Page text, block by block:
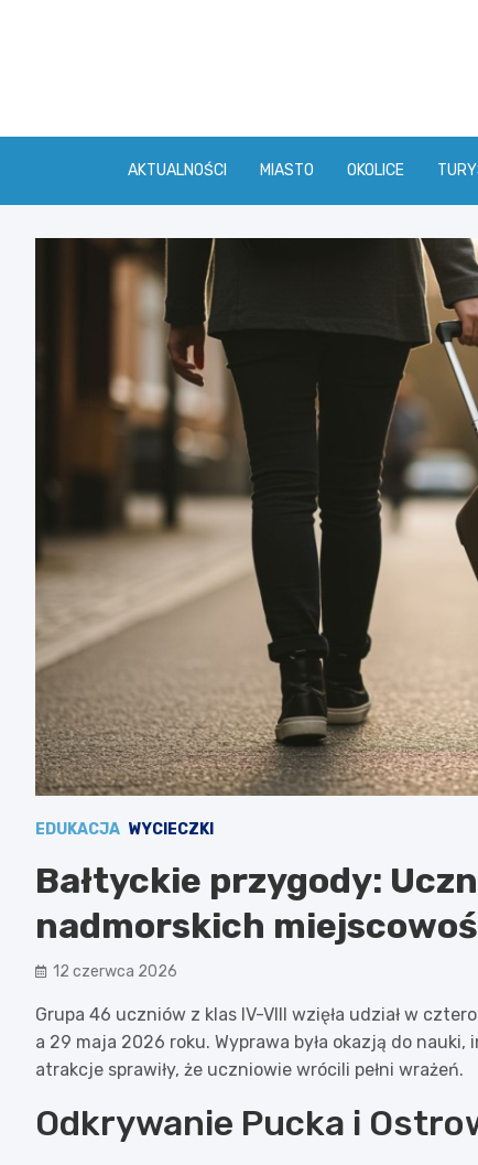
AKTUALNOŚCI MIASTO OKOLICE
EDUKACJA WYCIECZKI
Bałtyckie przygody:
nadmorskich
12 czerwca 2026
Grupa 46 uczniów z klas IV-VIII wzięła udział w
a 29 maja 2026 roku. Wyprawa była okazją do
atrakcje sprawiły, że uczniowie wrócili pełni wrażeń.
Odkrywanie Pucka i